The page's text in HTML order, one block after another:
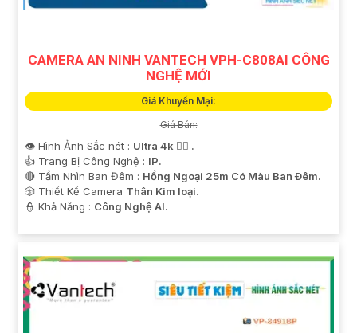
CAMERA AN NINH VANTECH VPH-C808AI CÔNG
NGHỆ MỚI
Giá Khuyến Mại:
Giá Bán:
👁 Hình Ảnh Sắc nét : Ultra 4k 👍🏾 .
👍 Trang Bị Công Nghệ : IP.
🔴 Tầm Nhìn Ban Đêm : Hồng Ngoại 25m Có Màu Ban Ðêm.
🎲 Thiết Kế Camera Thân Kim loại.
️👮 Khả Năng : Công Nghệ AI.